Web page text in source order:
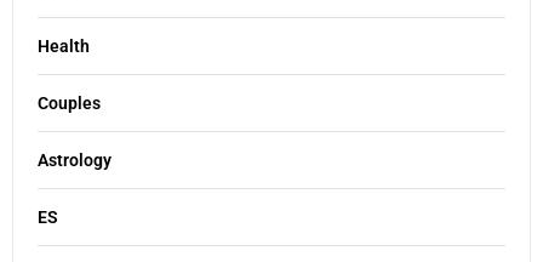
Health
Couples
Astrology
ES